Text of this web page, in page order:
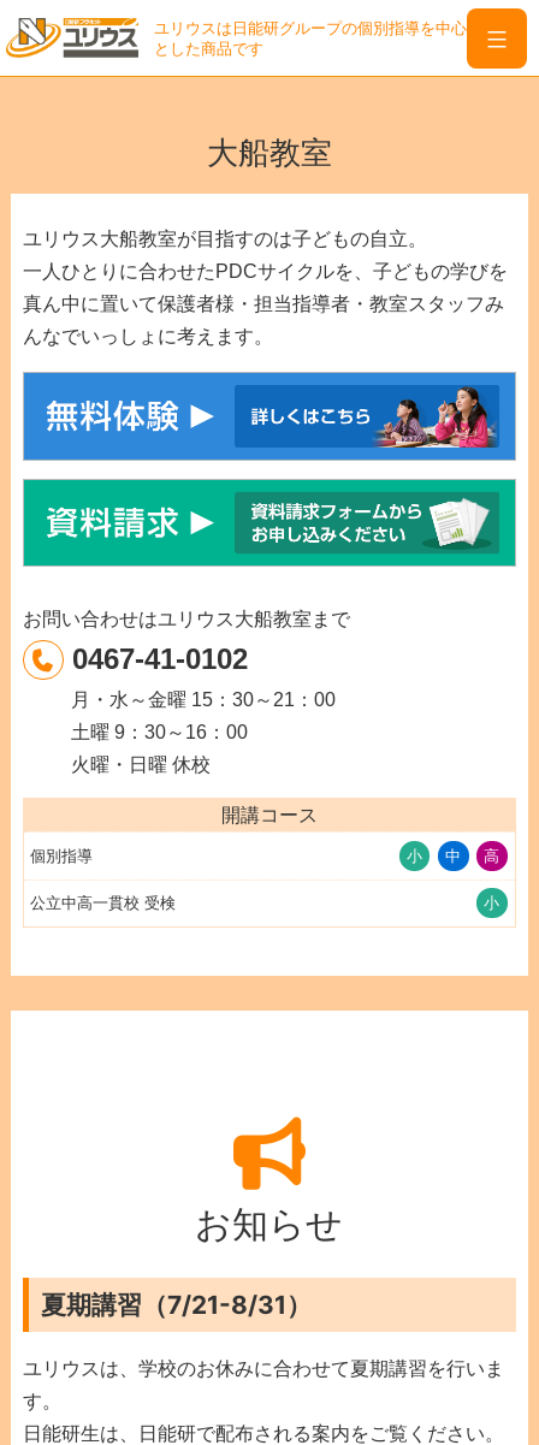
ユリウスは日能研グループの個別指導を中心
とした商品です
研
グ
ー
プ
の
個
別
指
導
商
品
で
す
大船教室
ユリウス大船教室が目指すのは子どもの自立。
一人ひとりに合わせたPDCサイクルを、子どもの学びを
真ん中に置いて保護者様・担当指導者・教室スタッフみ
んなでいっしょに考えます。
お問い合わせはユリウス大船教室まで
0467-41-0102
月・水～金曜 15：30～21：00
土曜 9：30～16：00
火曜・日曜 休校
開講コース
個別指導 小 中 高
公立中高一貫校 受検 小
お知らせ
夏期講習（7/21-8/31）
ユリウスは、学校のお休みに合わせて夏期講習を行いま
す。
日能研生は、日能研で配布される案内をご覧ください。